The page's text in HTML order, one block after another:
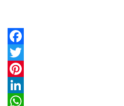
Facebook
Twitter
Pinterest
LinkedIn